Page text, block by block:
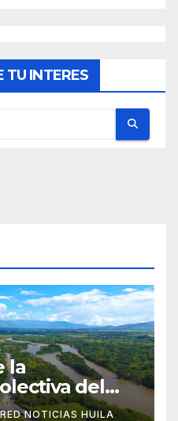
TU INTERES
la
del
RED NOTICIAS HUILA